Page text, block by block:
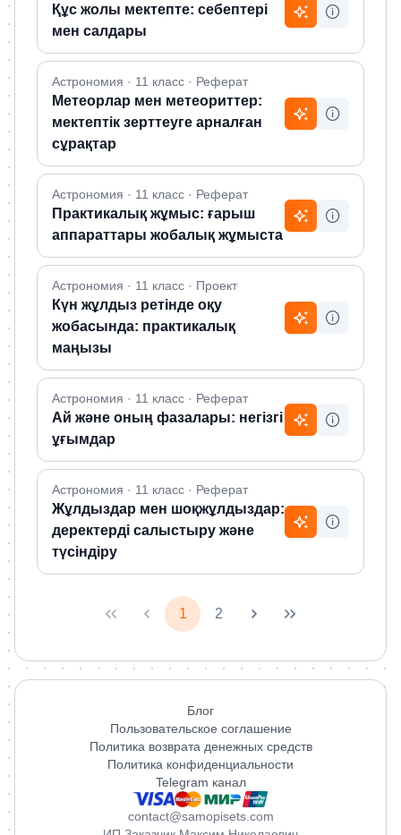
Құс жолы мектепте: себептері
мен салдары
Астрономия · 11 класс · Реферат
Метеорлар мен метеориттер:
мектептік зерттеуге арналған
сұрақтар
Астрономия · 11 класс · Реферат
Практикалық жұмыс: ғарыш
аппараттары жобалық жұмыста
Астрономия · 11 класс · Проект
Күн жұлдыз ретінде оқу
жобасында: практикалық
маңызы
Астрономия · 11 класс · Реферат
Ай және оның фазалары: негізгі
ұғымдар
Астрономия · 11 класс · Реферат
Жұлдыздар мен шоқжұлдыздар:
деректерді салыстыру және
түсіндіру
1 2
Блог
Пользовательское соглашение
Политика возврата денежных средств
Политика конфиденциальности
Telegram канал
contact@samopisets.com